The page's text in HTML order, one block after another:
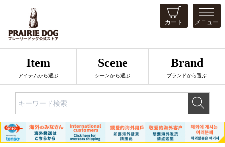
カート メニュー
Item
アイテムから選ぶ
Scene
シーンから選ぶ
Brand
ブランドから選ぶ